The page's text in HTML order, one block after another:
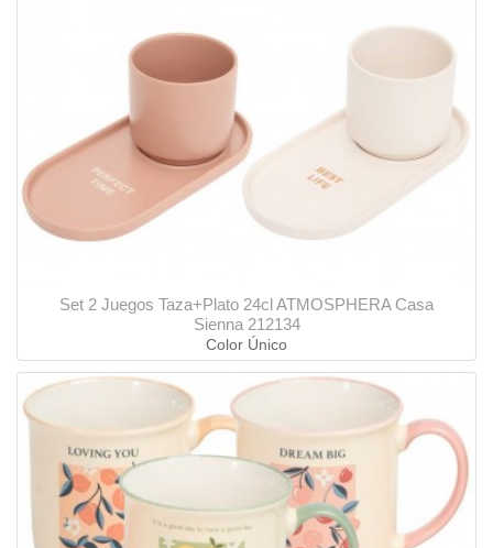
Set 2 Juegos Taza+Plato 24cl ATMOSPHERA Casa
Sienna 212134
Color Único